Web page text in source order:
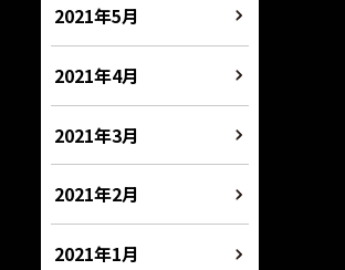
2021年5月
2021年4月
2021年3月
2021年2月
2021年1月